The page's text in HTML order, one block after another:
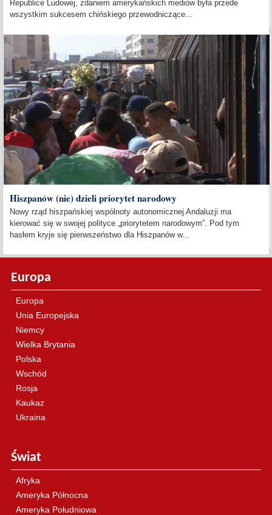
Republice Ludowej, zdaniem amerykańskich mediów była przede
wszystkim sukcesem chińskiego przewodniczące...
Hiszpanów (nie) dzieli priorytet narodowy
Nowy rząd hiszpańskiej wspólnoty autonomicznej Andaluzji ma
kierować się w swojej polityce „priorytetem narodowym”. Pod tym
hasłem kryje się pierwszeństwo dla Hiszpanów w...
Europa
Europa
Unia Europejska
Niemcy
Wielka Brytania
Polska
Wschód
Rosja
Kaukaz
Ukraina
Świat
Afryka
Ameryka Północna
Ameryka Południowa